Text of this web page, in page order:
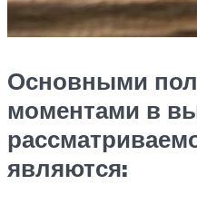
Основными
моментами в
являются: